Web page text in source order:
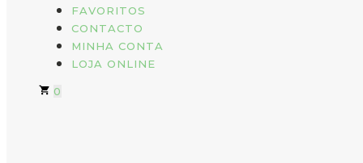
FAVORITOS
CONTACTO
MINHA CONTA
LOJA ONLINE
0